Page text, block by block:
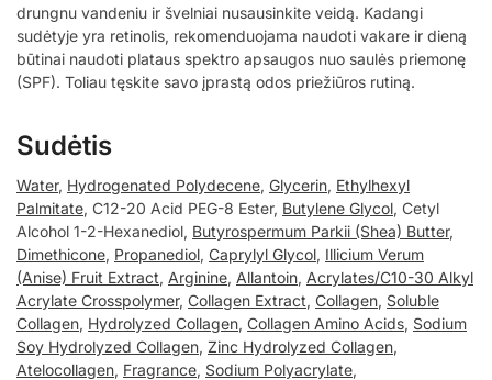
drungnu vandeniu ir švelniai nusausinkite veidą. Kadangi
sudėtyje yra retinolis, rekomenduojama naudoti vakare ir dieną
būtinai naudoti plataus spektro apsaugos nuo saulės priemonę
(SPF). Toliau tęskite savo įprastą odos priežiūros rutiną.
Sudėtis
Water, Hydrogenated Polydecene, Glycerin, Ethylhexyl
Palmitate, C12-20 Acid PEG-8 Ester, Butylene Glycol, Cetyl
Alcohol 1-2-Hexanediol, Butyrospermum Parkii (Shea) Butter,
Dimethicone, Propanediol, Caprylyl Glycol, Illicium Verum
(Anise) Fruit Extract, Arginine, Allantoin, Acrylates/C10-30 Alkyl
Acrylate Crosspolymer, Collagen Extract, Collagen, Soluble
Collagen, Hydrolyzed Collagen, Collagen Amino Acids, Sodium
Soy Hydrolyzed Collagen, Zinc Hydrolyzed Collagen,
Atelocollagen, Fragrance, Sodium Polyacrylate,